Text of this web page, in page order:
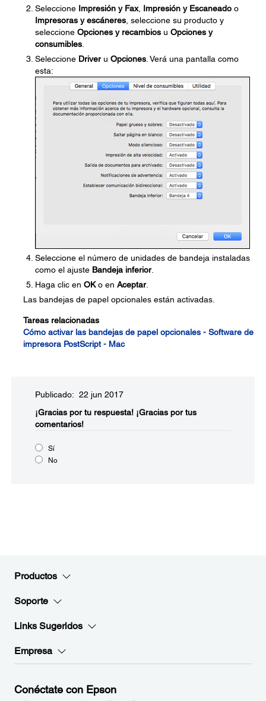
Seleccione Impresión y Fax, Impresión y Escaneado o
Impresoras y escáneres , seleccione su producto y
seleccione Opciones y recambios u Opciones y
consumibles
Seleccione Driveru Opciones . Verá una pantalla como
esta:
Seleccione el número de unidades de bandeja instaladas
como el ajuste Bandeja inferior.
Haga clic en OKo en Aceptar.
Las bandejas de papel opcionales están activadas.
Tareas relacionadas
Cómo activar las bandejas de papel opcionales - Software de
impresora PostScript - Mac
Publicado: 22 jun 2017
¡Gracias por tu respuesta! ¡Gracias por tus
comentarios!
Sí
No
Productos
Soporte
Links Sugeridos
Empresa
Conéctate con Epson